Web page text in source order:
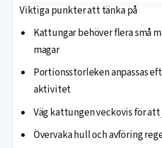
Viktiga punkter att tänka på
Kattungar behöver flera små
magar
Portionsstorleken anpassas
aktivitet
Väg kattungen veckovis för
Övervaka hull och avföring